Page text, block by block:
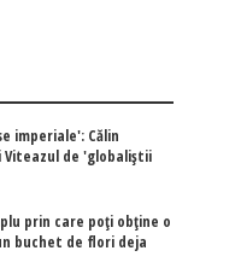
imperiale': Călin
Viteazul de 'globaliștii
prin care poți obține o
buchet de flori deja